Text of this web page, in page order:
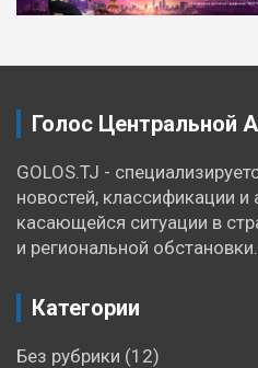
по
Голос Центральной
GOLOS.TJ -
новостей, классификации
касающейся ситуации в
и региональной обстановки.
Категории
Без рубрики (12)